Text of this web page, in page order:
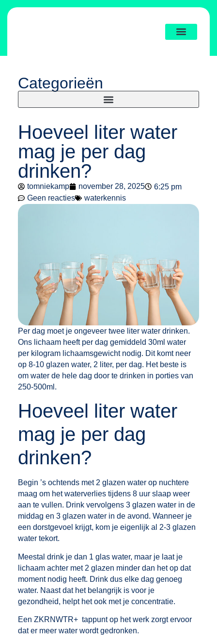
Categorieën
Hoeveel liter water
mag je per dag
drinken?
tomniekamp november 28, 2025
6:25 pm
Geen reacties
waterkennis
Per dag moet je ongeveer twee liter water drinken.
Ons lichaam heeft per dag gemiddeld 30ml water
per kilogram lichaamsgewicht nodig. Dit komt neer
op 8-10 glazen water, 2 liter, per dag. Het beste is
om water de hele dag door te drinken in porties van
250-500ml.
‍Hoeveel liter water
mag je per dag
drinken?
Begin ’s ochtends met 2 glazen water op nuchtere
maag om het waterverlies tijdens 8 uur slaap weer
aan te vullen. Drink vervolgens 3 glazen water in de
middag en 3 glazen water in de avond. Wanneer je
een dorstgevoel krijgt, kom je eigenlijk al 2-3 glazen
water tekort.
Meestal drink je dan 1 glas water, maar je laat je
lichaam achter met 2 glazen minder dan het op dat
moment nodig heeft. Drink dus elke dag genoeg
water. Naast dat het belangrijk is voor je
gezondheid, helpt het ook met je concentratie.
Een ZKRNWTR+ tappunt op het werk zorgt ervoor
dat er meer water wordt gedronken. ‍